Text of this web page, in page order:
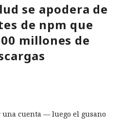
se apodera de
de npm que
millones de
cuenta — luego el gusano